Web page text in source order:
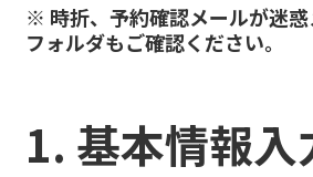
※ 時折、予約確認メールが迷
フォルダもご確認ください。
1. 基本情報入